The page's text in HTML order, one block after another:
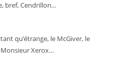
bref, Cendrillon…
qu’étrange, le McGiver, le
Xerox…